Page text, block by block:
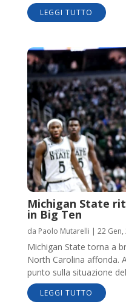
LEGGI TUTTO
Michigan State
in Big Ten
da Paolo Mutarelli | 22 Gen,
Michigan State torna a
North Carolina affonda.
punto sulla situazione
LEGGI TUTTO